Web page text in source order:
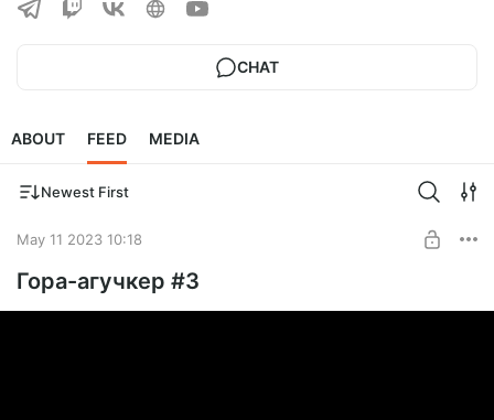
CHAT
ABOUT FEED MEDIA
Newest First
May 11 2023 10:18
Гора-агучкер #3